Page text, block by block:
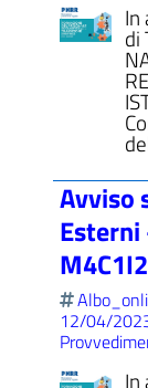
In
di
Avviso
Esterni
12/04/
In